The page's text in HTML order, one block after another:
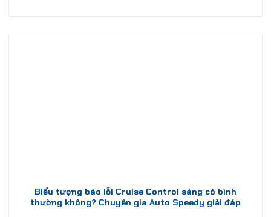
Biểu tượng báo lỗi Cruise Control sáng có bình
thường không? Chuyên gia Auto Speedy giải đáp